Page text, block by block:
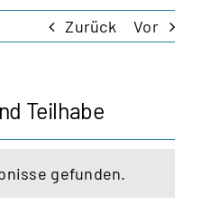
Zurück Vor
Teilhabe
gefunden.